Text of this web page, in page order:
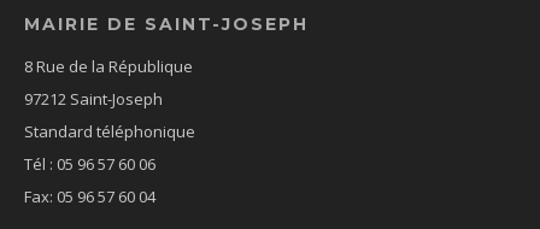
MAIRIE DE SAINT-JOSEPH
8 Rue de la République
97212 Saint-Joseph
Standard téléphonique
Tél : 05 96 57 60 06
Fax: 05 96 57 60 04